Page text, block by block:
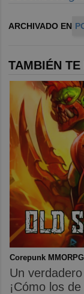
ARCHIVADO EN
TAMBIÉN TE
Corepunk MMORPG
Un
¡Cómo los